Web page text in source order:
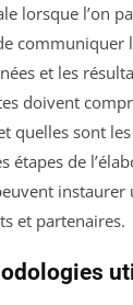
lorsque l’on
communiquer
et les
doivent
quelles sont
étapes de
instaurer
et partenaires.